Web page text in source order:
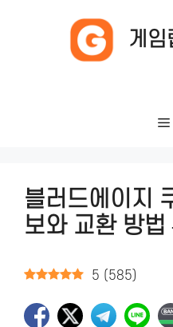
게
블러드에이지
보와 교환 방
5 ( 585)